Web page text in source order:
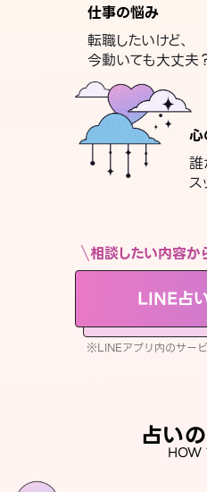
仕事の悩み
転職したいけど、
今動いても大丈夫
心
誰
ス
相談したい内容か
LINE占
※LINEアプリ内のサー
占いHOW